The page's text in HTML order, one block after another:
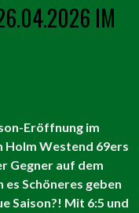
IM
Eröffnung im
Holm Westend 69ers
Gegner auf dem
Schöneres geben
Saison?! Mit 6:5 und